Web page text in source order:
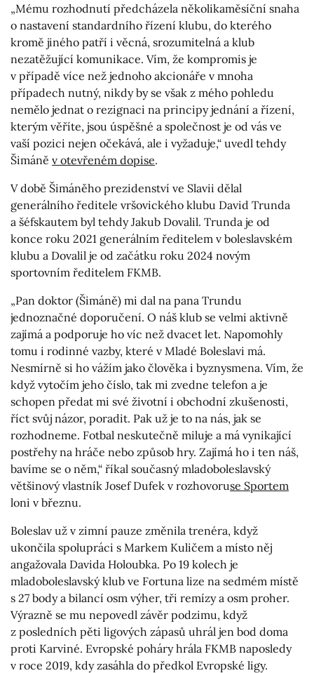
„Mému rozhodnutí předcházela několikaměsíční snaha
o nastavení standardního řízení klubu, do kterého
kromě jiného patří i věcná, srozumitelná a klub
nezatěžující komunikace. Vím, že kompromis je
v případě více než jednoho akcionáře v mnoha
případech nutný, nikdy by se však z mého pohledu
nemělo jednat o rezignaci na principy jednání a řízení,
kterým věříte, jsou úspěšné a společnost je od vás ve
vaší pozici nejen očekává, ale i vyžaduje,“ uvedl tehdy
Šimáně v otevřeném dopise.
V době Šimáněho prezidenství ve Slavii dělal
generálního ředitele vršovického klubu David Trunda
a šéfskautem byl tehdy Jakub Dovalil. Trunda je od
konce roku 2021 generálním ředitelem v boleslavském
klubu a Dovalil je od začátku roku 2024 novým
sportovním ředitelem FKMB.
„Pan doktor (Šimáně) mi dal na pana Trundu
jednoznačné doporučení. O náš klub se velmi aktivně
zajímá a podporuje ho víc než dvacet let. Napomohly
tomu i rodinné vazby, které v Mladé Boleslavi má.
Nesmírně si ho vážím jako člověka i byznysmena. Vím, že
když vytočím jeho číslo, tak mi zvedne telefon a je
schopen předat mi své životní i obchodní zkušenosti,
říct svůj názor, poradit. Pak už je to na nás, jak se
rozhodneme. Fotbal neskutečně miluje a má vynikající
postřehy na hráče nebo způsob hry. Zajímá ho i ten náš,
bavíme se o něm,“ říkal současný mladoboleslavský
většinový vlastník Josef Dufek v rozhovoruse Sportem
loni v březnu.
Boleslav už v zimní pauze změnila trenéra, když
ukončila spolupráci s Markem Kuličem a místo něj
angažovala Davida Holoubka. Po 19 kolech je
mladoboleslavský klub ve Fortuna lize na sedmém místě
s 27 body a bilancí osm výher, tři remízy a osm proher.
Výrazně se mu nepovedl závěr podzimu, když
z posledních pěti ligových zápasů uhrál jen bod doma
proti Karviné. Evropské poháry hrála FKMB naposledy
v roce 2019, kdy zasáhla do předkol Evropské ligy.